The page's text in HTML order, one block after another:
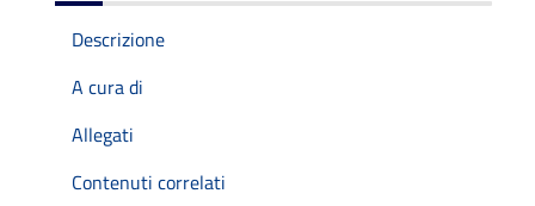
Descrizione
A cura di
Allegati
Contenuti correlati